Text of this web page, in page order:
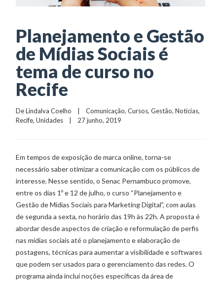
Planejamento e Gestão
de Mídias Sociais é
tema de curso no
Recife
De Lindalva Coelho
    |
Comunicação, Cursos, Gestão, Notícias
Recife, Unidades
    |    27 junho, 2019
Em tempos de exposição de marca online, torna-se
necessário saber otimizar a comunicação com os públicos de
interesse. Nesse sentido, o Senac Pernambuco promove,
entre os dias 1º e 12 de julho, o curso “Planejamento e
Gestão de Mídias Sociais para Marketing Digital”, com aulas
de segunda a sexta, no horário das 19h às 22h. A proposta é
abordar desde aspectos de criação e reformulação de perfis
nas mídias sociais até o planejamento e elaboração de
postagens, técnicas para aumentar a visibilidade e softwares
que podem ser usados para o gerenciamento das redes. O
programa ainda inclui noções específicas da área de